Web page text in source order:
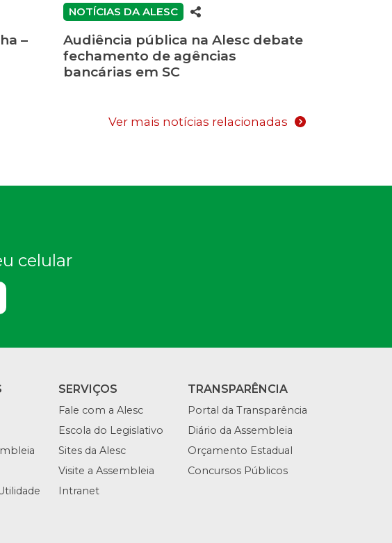
–
fullscreen
NOTÍCIAS DA ALESC
Audiência pública na Alesc debate
fechamento de agências
bancárias em SC
Ver mais notícias relacionadas
celular
SERVIÇOS
Fale com a Alesc
Escola do Legislativo
Sites da Alesc
Visite a Assembleia
Intranet
TRANSPARÊNCIA
Portal da Transparência
Diário da Assembleia
Orçamento Estadual
Concursos Públicos